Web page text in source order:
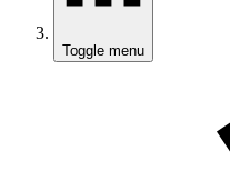
Toggle menu